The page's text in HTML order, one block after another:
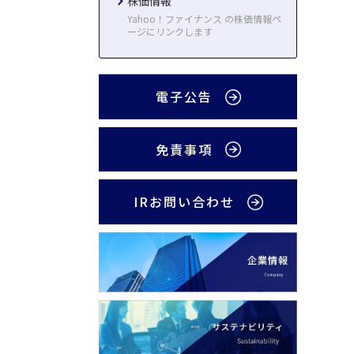
Yahoo！ファイナンス の株価情報ペ
ージにリンクします
電子公告
免責事項
IRお問い合わせ